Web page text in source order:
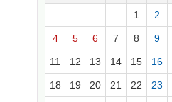
1 2
4 5 6 7 8 9
11 12 13 14 15 16
18 19 20 21 22 23